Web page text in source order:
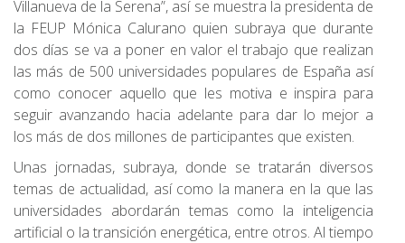
Villanueva de la Serena”, así se muestra la presidenta de
la FEUP Mónica Calurano quien subraya que durante
dos días se va a poner en valor el trabajo que realizan
las más de 500 universidades populares de España así
como conocer aquello que les motiva e inspira para
seguir avanzando hacia adelante para dar lo mejor a
los más de dos millones de participantes que existen.
Unas jornadas, subraya, donde se tratarán diversos
temas de actualidad, así como la manera en la que las
universidades abordarán temas como la inteligencia
artificial o la transición energética, entre otros. Al tiempo